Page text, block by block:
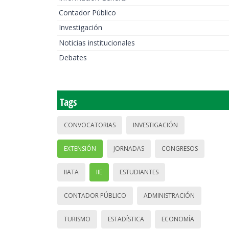
Contador Público
Investigación
Noticias institucionales
Debates
Tags
CONVOCATORIAS INVESTIGACIÓN
EXTENSIÓN JORNADAS CONGRESOS
IIATA IIE ESTUDIANTES
CONTADOR PÚBLICO ADMINISTRACIÓN
TURISMO ESTADÍSTICA ECONOMÍA